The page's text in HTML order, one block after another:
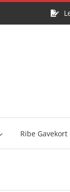
Ribe Gavekort